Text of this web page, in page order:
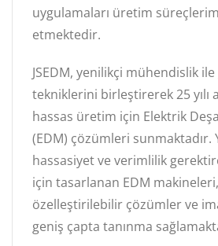
uygulamaları üretim
etmektedir.
JSEDM, yenilikçi mühendislik
tekniklerini birleştirerek 25 yılı
hassas üretim için Elektrik
(EDM) çözümleri sunmaktadır.
hassasiyet ve verimlilik
için tasarlanan EDM
özelleştirilebilir çözümler ve
geniş çapta tanınma